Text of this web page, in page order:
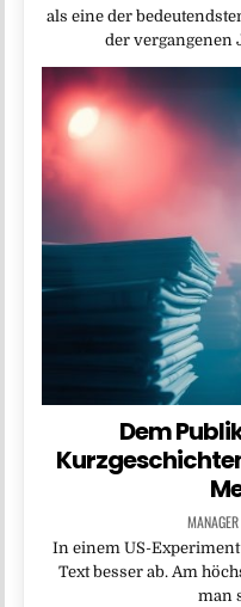
als eine der
der vergangenen
Dem
MANAGER
In einem US-
Text besser ab. Am
man